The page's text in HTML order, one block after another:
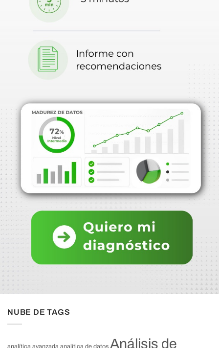
NUBE DE TAGS
analítica avanzada analítica de datos Análisis de